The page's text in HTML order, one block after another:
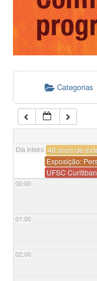
Categorias
Dia inteiro 48 anos de
Exposição:
UFSC
00:00
01:00
02:00